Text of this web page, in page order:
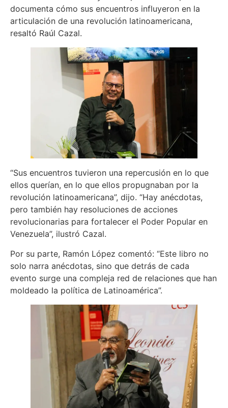
documenta cómo sus encuentros influyeron en la
articulación de una revolución latinoamericana,
resaltó Raúl Cazal.
“Sus encuentros tuvieron una repercusión en lo que
ellos querían, en lo que ellos propugnaban por la
revolución latinoamericana”, dijo. “Hay anécdotas,
pero también hay resoluciones de acciones
revolucionarias para fortalecer el Poder Popular en
Venezuela”, ilustró Cazal.
Por su parte, Ramón López comentó: “Este libro no
solo narra anécdotas, sino que detrás de cada
evento surge una compleja red de relaciones que han
moldeado la política de Latinoamérica”.